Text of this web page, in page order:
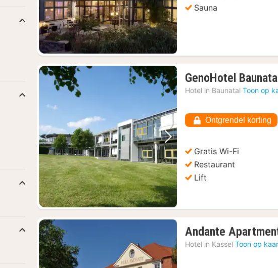
Sauna
Vorige foto Volgende foto
GenoHotel Baunatal
Hotel in Baunatal Toon op
Ontgrendel korting
Gratis Wi-Fi
Restaurant
Lift
Andante
Hotel in Kassel Toon op